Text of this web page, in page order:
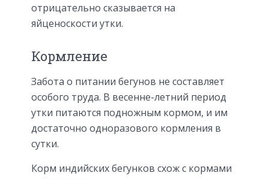
отрицательно сказывается на
яйценоскости утки.
Кормление
Забота о питании бегунов не составляет
особого труда. В весенне-летний период
утки питаются подножным кормом, и им
достаточно одноразового кормления в
сутки.
Корм индийских бегунков схож с кормами